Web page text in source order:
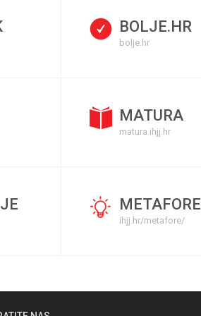
BOLJE.HR
bolje.hr
MATURA
matura.ihjj.hr
METAFORE
ihjj.hr/metafore/